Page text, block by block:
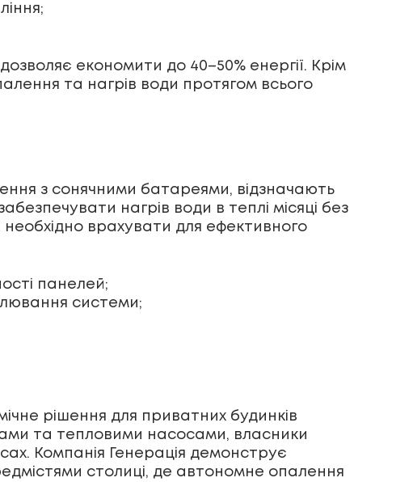
економити до 40–50% енергії. Крім
та нагрів води протягом всього
з сонячними батареями, відзначають
нагрів води в теплі місяці без
врахувати для ефективного
панелей;
системи;
рішення для приватних будинків
та тепловими насосами, власники
Компанія Генерація демонструє
столиці, де автономне опалення